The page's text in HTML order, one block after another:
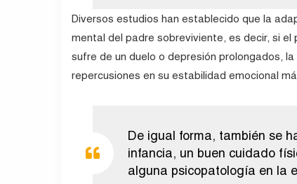
Diversos estudios han establecido que la
mental del padre sobreviviente, es decir, si
sufre de un duelo o depresión prolongados,
repercusiones en su estabilidad emocional
De igual forma, también se
infancia, un buen cuidado
alguna psicopatología en la